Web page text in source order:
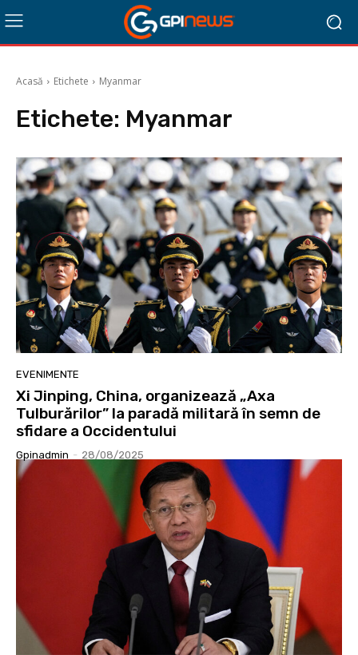
Acasă Etichete Myanmar
Etichete: Myanmar
EVENIMENTE
Xi Jinping, China, organizează „Axa
Tulburărilor” la paradă militară în semn de
sfidare a Occidentului
Gpinadmin - 28/08/2025